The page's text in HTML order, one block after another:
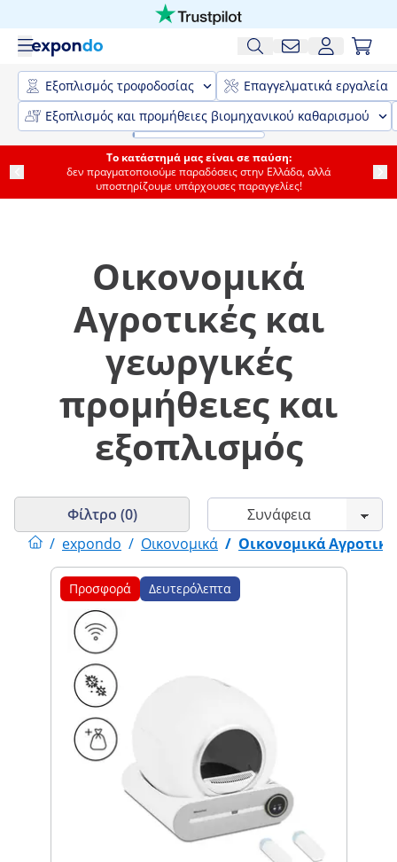
Εξοπλισμός τροφοδοσίας
Επαγγελματικά εργαλεία
Εξοπλισμός και προμήθειες βιομηχανικού καθαρισμού
Το κατάστημά μας είναι σε παύση:
δεν πραγματοποιούμε παραδόσεις στην Ελλάδα, αλλά
υποστηρίζουμε υπάρχουσες παραγγελίες!
Οικονομικά
Αγροτικές και
γεωργικές
προμήθειες και
εξοπλισμός
/ expondo / Οικονομικά / Οικονομικά
Φίλτρο (0)
Προσφορά Δευτερόλεπτα